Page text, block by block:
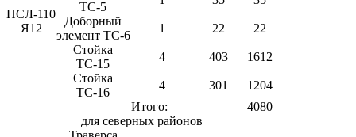
ПСЛ-110
Я12
ТС-5
Доборный
элемент ТС-6
1 22
22
Стойка
ТС-15
4 403
1612
Стойка
ТС-16
4 301
1204
Итого:
4080
для северных районов